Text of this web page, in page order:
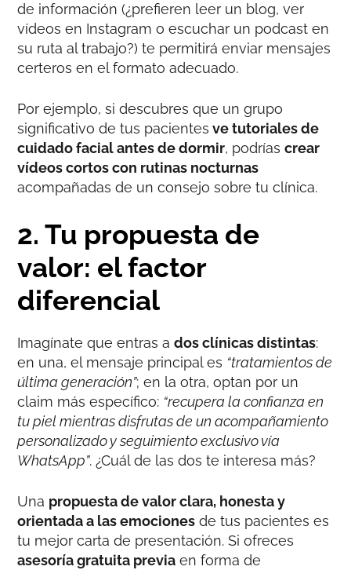
de información (¿prefieren leer un blog, ver
vídeos en Instagram o escuchar un podcast en
su ruta al trabajo?) te permitirá enviar mensajes
certeros en el formato adecuado.
Por ejemplo, si descubres que un grupo
significativo de tus pacientes ve tutoriales de
cuidado facial antes de dormir, podríascrear
vídeos cortos con rutinas nocturnas
acompañadas de un consejo sobre tu clínica.
2. Tu propuesta de
valor: el factor
diferencial
Imagínate que entras ados clínicas distintas:
en una, el mensaje principal es “tratamientos de
última generación”; en la otra, optan por un
claim más específico: “recupera la confianza en
tu piel mientras disfrutas de un acompañamiento
personalizado y seguimiento exclusivo vía
WhatsApp”. ¿Cuál de las dos te interesa más?
Una propuesta de valor clara, honesta y
orientada a las emociones de tus pacientes es
tu mejor carta de presentación. Si ofreces
asesoría gratuita previa en forma de